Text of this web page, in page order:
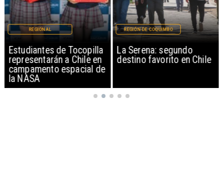
Estudiantes de Tocopilla
representarán a Chile en
campamento espacial de
la NASA
REGIONAL
La Serena: segundo
destino favorito en Chile
REGIÓN DE COQUIMBO